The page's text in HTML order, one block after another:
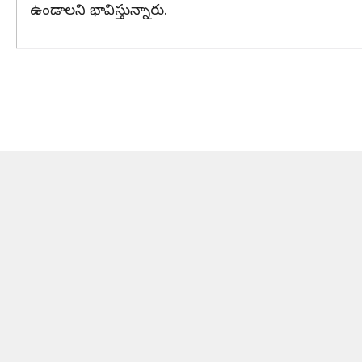
ఉండాలని భావిస్తున్నారు.